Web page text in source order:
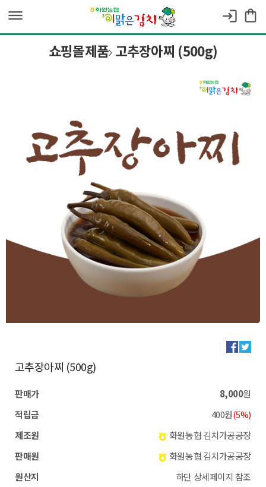
dehaze login shopping_bag
쇼핑몰제품 고추장아찌 (500g)
고추장아찌 (500g)
판매가 8,000원
적립금
400원(5%)
제조원
화원농협 김치가공공장
판매원
화원농협 김치가공공장
원산지
하단 상세페이지 참조